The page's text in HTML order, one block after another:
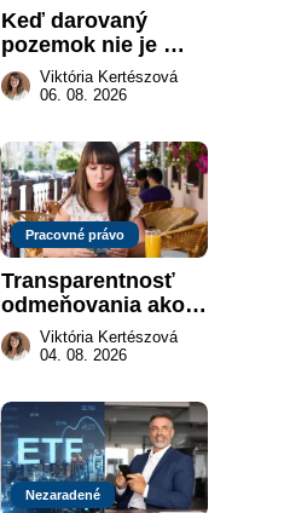
Keď darovaný
pozemok nie je
„hotová vec“: kedy
môže darca žiadať
Viktória Kertészová
06. 08. 2026
Pracovné právo
Transparentnosť
odmeňovania ako
právna povinnosť:
revolúcia na
práce
Viktória Kertészová
04. 08. 2026
Nezaradené